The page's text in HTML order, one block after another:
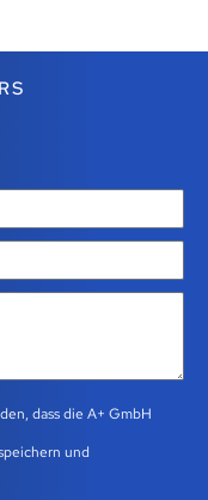
dass die A+ GmbH
und